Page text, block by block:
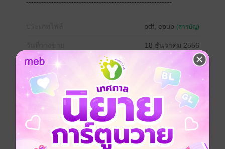
----------------------------------------------------------
pdf, epub (สารบัญ)
18 ธันวาคม 2556
ความยาว 438 หน้า (≈ 120,037 คำ)
ราคาปก 219 บาท (ประหยัด 24%)
เรื่องที่คุณน่าจะสนใจ